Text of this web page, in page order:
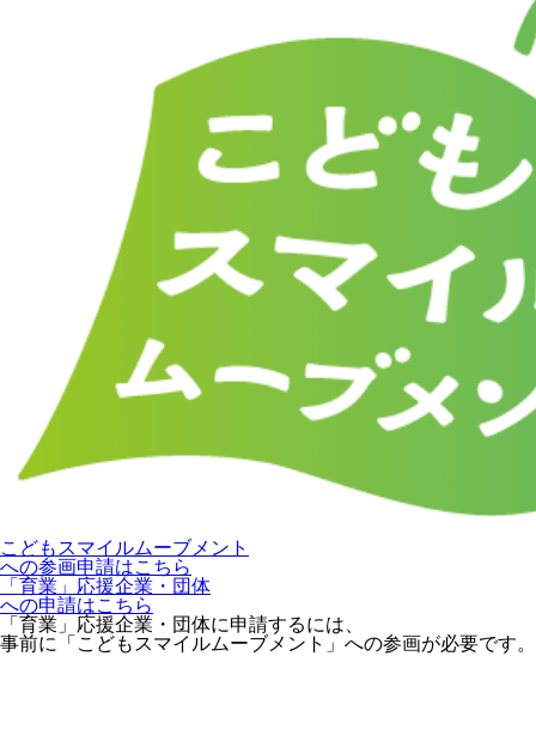
こどもスマイルムーブメント
への参画申請はこちら
「育業」応援企業・団体
への申請はこちら
「育業」応援企業・団体に申請するには、
事前に「こどもスマイルムーブメント」への参画が必要です。